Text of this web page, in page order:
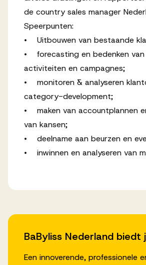
Voor kandidaten
Inspiratie
de country sales manager
Speerpunten:
• Uitbouwen van bestaande
• forecasting en bedenken
activiteiten en campagnes;
• monitoren & analyseren
category-development;
• maken van accountplannen
van kansen;
• deelname aan beurzen en
• inwinnen en analyseren van
BaByliss Nederland biedt
Een innoverende, professionele